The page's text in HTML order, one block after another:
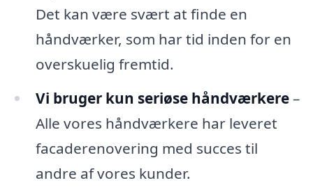
Det kan være svært at finde en
håndværker, som har tid inden for en
overskuelig fremtid.
Vi bruger kun seriøse håndværkere–
Alle vores håndværkere har leveret
facaderenovering med succes til
andre af vores kunder.